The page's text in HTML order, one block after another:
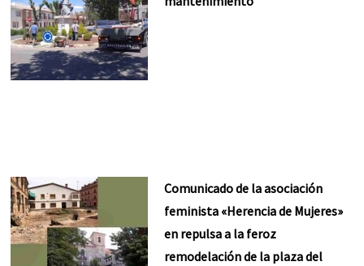
Comunicado de la asociación
feminista «Herencia de Mujeres»
en repulsa a la feroz
remodelación de la plaza del